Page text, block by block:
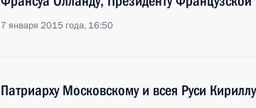
7 января 2015 года, 16:50
Патриарху Московскому и всея Руси Кириллу